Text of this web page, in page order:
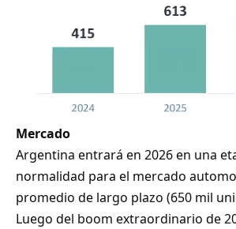
Mercado
Argentina entrará en 2026 en una
normalidad para el mercado
promedio de largo plazo (650 mil
Luego del boom extraordinario de